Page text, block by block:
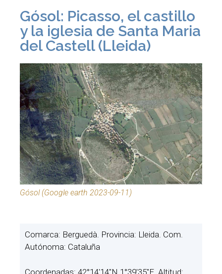
Gósol: Picasso, el castillo
y la iglesia de Santa Maria
del Castell (Lleida)
Gósol (Google earth 2023-09-11)
Comarca: Berguedà. Provincia: Lleida. Com.
Autónoma: Cataluña
Coordenadas: 42°14′14″N 1°39′35″E. Altitud: